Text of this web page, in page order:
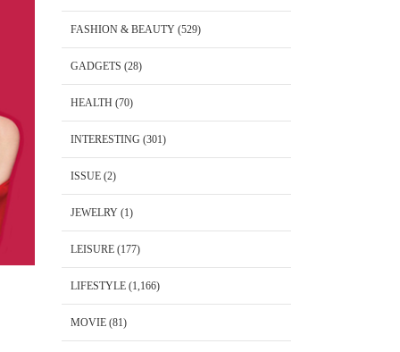
FASHION & BEAUTY(529)
GADGETS (28)
HEALTH (70)
INTERESTING (301)
ISSUE(2)
JEWELRY(1)
LEISURE(177)
LIFESTYLE(1,166)
MOVIE(81)